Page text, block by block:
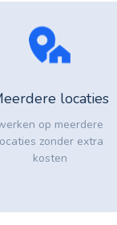
locaties
op meerdere
zonder extra
kosten